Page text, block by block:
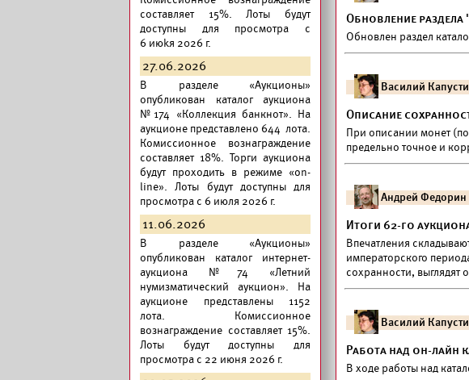
составляет 15%. Лоты будут
доступны для просмотра с
6 июkя 2026 г.
27.06.2026
В разделе «Аукционы»
опубликован каталог аукциона
№174 «Коллекция банкнот». На
аукционе представлено 644 лота.
Комиссионное вознаграждение
составляет 18%. Торги аукциона
будут проходить в режиме «on-
line». Лоты будут доступны для
просмотра с 6 июля 2026 г.
11.06.2026
В разделе «Аукционы»
опубликован каталог интернет-
аукциона №74 «Летний
нумизматический аукцион». На
аукционе представлены 1152
лота. Комиссионное
вознаграждение составляет 15%.
Лоты будут доступны для
просмотра с 22 июня 2026 г.
Обновление раздела
Обновлен раздел
Василий
Описание
При описании монет
предельно точное и
Андрей Федорин
Итоги 62-го
Впечатления
императорского
сохранности, выглядят
Василий
Работа над он-лайн
В ходе работы над